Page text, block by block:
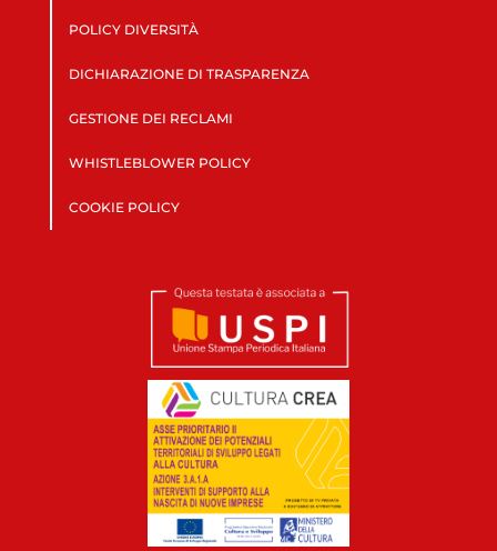
POLICY DIVERSITÀ
DICHIARAZIONE DI TRASPARENZA
GESTIONE DEI RECLAMI
WHISTLEBLOWER POLICY
COOKIE POLICY